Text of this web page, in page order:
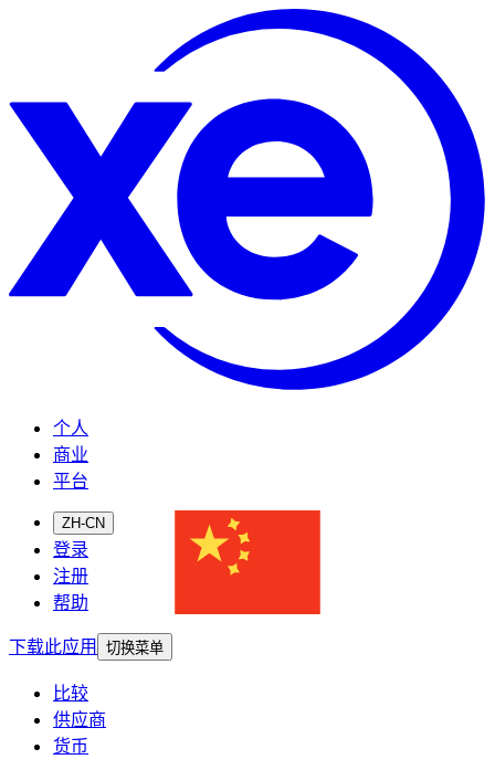
个人
商业
平台
ZH-CN
登录
注册
帮助
下载此应用
切换菜单
比较
供应商
货币